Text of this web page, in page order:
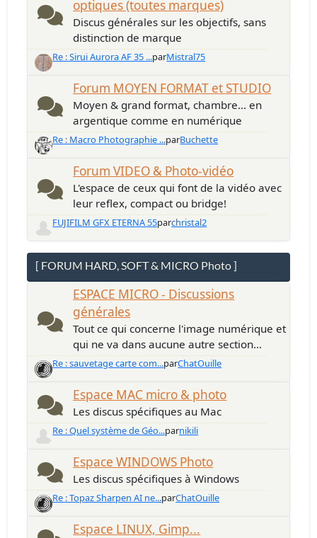
optiques (toutes marques)
Discus générales sur les objectifs, sans
distinction de marque
Re : Sirui Aurora AF 35 ...parMistral75
Forum MOYEN FORMAT et STUDIO
Moyen & grand format, chambre... en
argentique comme en numérique
Re : Macro Photographie ...parBuchette
Forum VIDEO & Photo-vidéo
L'espace de ceux qui font de la vidéo avec
leur reflex, compact ou bridge!
FUJIFILM GFX ETERNA 55parchristal2
[ FORUM HARD, SOFT & MICRO Photo ]
ESPACE MICRO - Discussions
générales
Tout ce qui concerne l'image numérique et
qui ne va dans aucune autre section...
Re : sauvetage carte com...parChatOuille
Espace MAC micro & photo
Les discus spécifiques au Mac
Re : Quel système de Géo...parnikili
Espace WINDOWS Photo
Les discus spécifiques à Windows
Re : Topaz Sharpen AI ne...parChatOuille
Espace LINUX, Gimp...